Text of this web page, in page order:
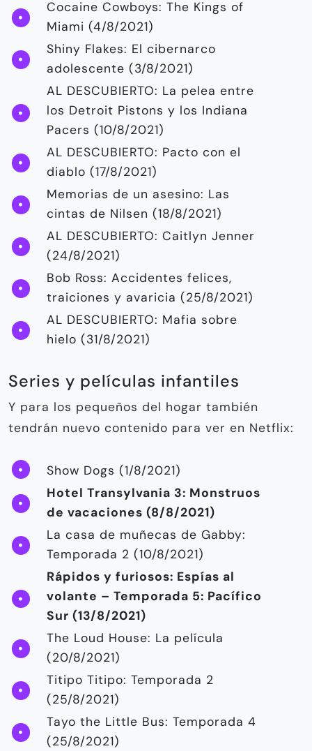
Cocaine Cowboys: The Kings of
Miami (4/8/2021)
Shiny Flakes: El cibernarco
adolescente (3/8/2021)
AL DESCUBIERTO: La pelea entre
los Detroit Pistons y los Indiana
Pacers (10/8/2021)
AL DESCUBIERTO: Pacto con el
diablo (17/8/2021)
Memorias de un asesino: Las
cintas de Nilsen (18/8/2021)
AL DESCUBIERTO: Caitlyn Jenner
(24/8/2021)
Bob Ross: Accidentes felices,
traiciones y avaricia (25/8/2021)
AL DESCUBIERTO: Mafia sobre
hielo (31/8/2021)
Series y películas infantiles
Y para los pequeños del hogar también
tendrán nuevo contenido para ver en Netflix:
Show Dogs (1/8/2021)
Hotel Transylvania 3: Monstruos
de vacaciones (8/8/2021)
La casa de muñecas de Gabby:
Temporada 2 (10/8/2021)
Rápidos y furiosos: Espías al
volante – Temporada 5: Pacífico
Sur (13/8/2021)
The Loud House: La película
(20/8/2021)
Titipo Titipo: Temporada 2
(25/8/2021)
Tayo the Little Bus: Temporada 4
(25/8/2021)